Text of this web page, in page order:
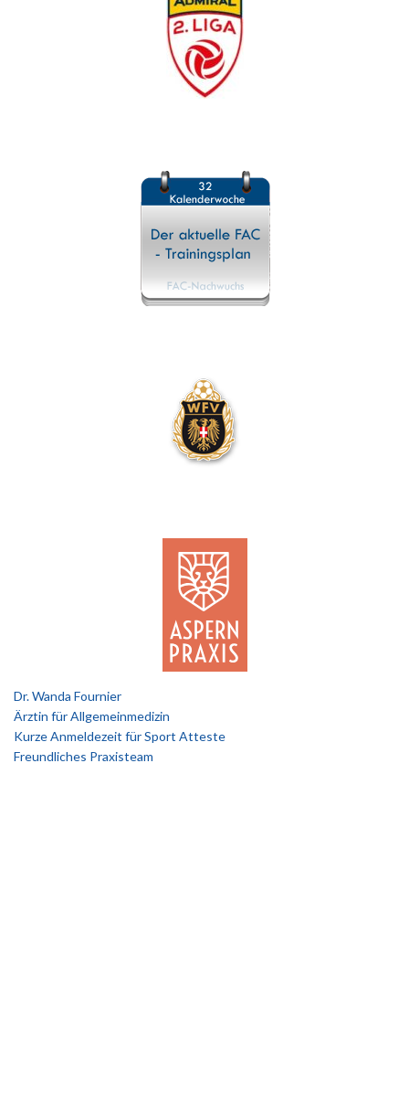
Dr. Wanda Fournier
Ärztin für Allgemeinmedizin
Kurze Anmeldezeit für Sport Atteste
Freundliches Praxisteam